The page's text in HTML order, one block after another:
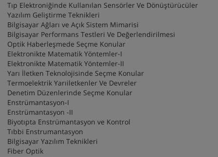
Tıp Elektroniğinde Kullanılan Sensörler Ve Dönüştürücüler
Yazılım Geliştirme Teknikleri
Bilgisayar Ağları ve Açık Sistem Mimarisi
Bilgisayar Performans Testleri Ve Değerlendirilmesi
Optik Haberleşmede Seçme Konular
Elektronikte Matematik Yöntemler-I
Elektronikte Matematik Yöntemler-II
Yarı İletken Teknolojisinde Seçme Konular
Termoelektrik Yarıiletkenler Ve Devreler
Denetim Düzenlerinde Seçme Konular
Enstrümantasyon-I
Enstrümantasyon -II
Biyotıpta Enstrümantasyon ve Kontrol
Tıbbi Enstrumantasyon
Bilgisayar Yazılım Teknikleri
Fiber Optik